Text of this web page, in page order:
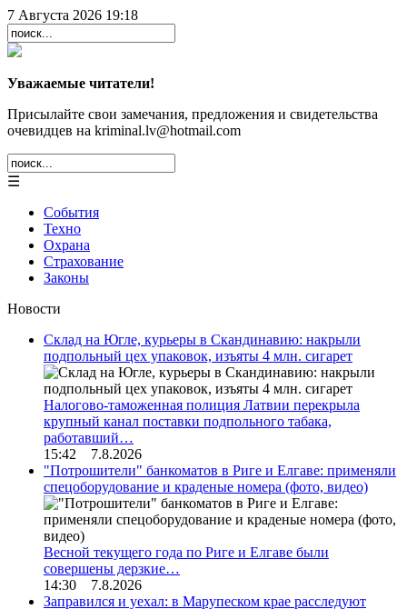
7 Августа 2026 19:18
Уважаемые читатели!
Присылайте свои замечания, предложения и свидетельства
очевидцев на kriminal.lv@hotmail.com
☰
События
Техно
Охрана
Страхование
Законы
Новости
Склад на Югле, курьеры в Скандинавию: накрыли
подпольный цех упаковок, изъяты 4 млн. сигарет
Налогово-таможенная полиция Латвии перекрыла
крупный канал поставки подпольного табака,
работавший…
15:42 7.8.2026
"Потрошители" банкоматов в Риге и Елгаве: применяли
спецоборудование и краденые номера (фото, видео)
Весной текущего года по Риге и Елгаве были
совершены дерзкие…
14:30 7.8.2026
Заправился и уехал: в Марупеском крае расследуют